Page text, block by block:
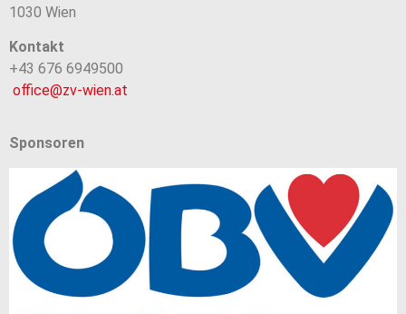
1030 Wien
Kontakt
+43 676 6949500
office@zv-wien.at
Sponsoren